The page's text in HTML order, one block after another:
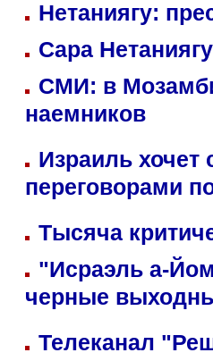
Нетаниягу:
Сара
СМИ: в
наемников
Израиль хочет
переговорами
Тысяча
"Исраэль а-
черные
Телеканал